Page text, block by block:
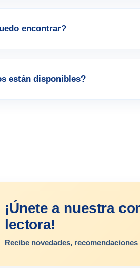
encontrar?
están disponibles?
¡Únete a nuestra
lectora!
Recibe novedades,